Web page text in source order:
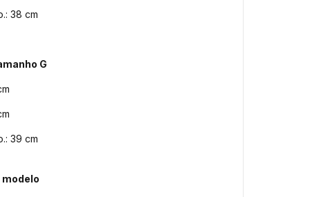
38 cm
G
39 cm
modelo